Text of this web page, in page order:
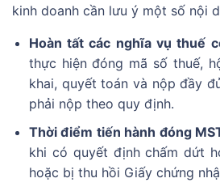
kinh doanh cần lưu ý một số nội
Hoàn tất các nghĩa vụ thuế
thực hiện đóng mã số thuế,
khai, quyết toán và nộp đầy
phải nộp theo quy định.
Thời điểm tiến hành đóng
khi có quyết định chấm dứt
hoặc bị thu hồi Giấy chứng